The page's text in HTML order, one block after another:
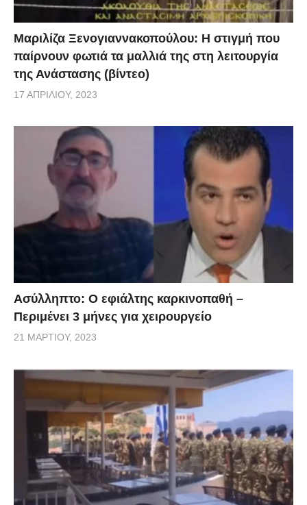
Μαριλίζα Ξενογιαννακοπούλου: Η στιγμή που
παίρνουν φωτιά τα μαλλιά της στη λειτουργία
της Ανάστασης (βίντεο)
17 ΑΠΡΙΛΊΟΥ, 2023
Ασύλληπτο: Ο εφιάλτης καρκινοπαθή –
Περιμένει 3 μήνες για χειρουργείο
21 ΜΑΡΤΊΟΥ, 2023